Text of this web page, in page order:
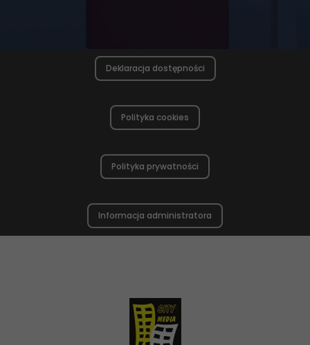
Deklaracja dostępności
Polityka cookies
Polityka prywatności
Informacja administratora